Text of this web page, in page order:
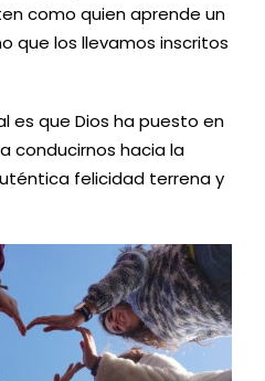
como quien aprende un
que los llevamos inscritos
es que Dios ha puesto en
conducirnos hacia la
felicidad terrena y